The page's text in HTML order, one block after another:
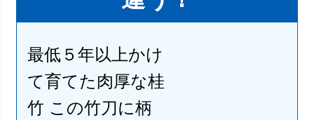
最低５年以上かけ
て育てた肉厚な桂
竹 この竹刀に柄